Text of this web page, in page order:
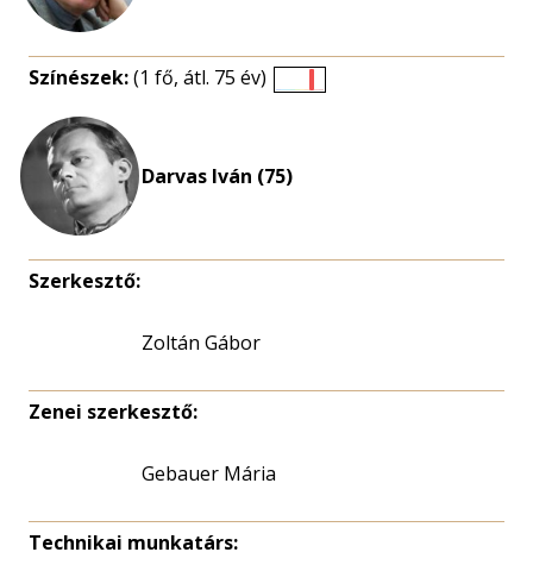
Színészek:(1 fő, átl. 75 év)
Darvas Iván (75)
Szerkesztő:
Zoltán Gábor
Zenei szerkesztő:
Gebauer Mária
Technikai munkatárs: